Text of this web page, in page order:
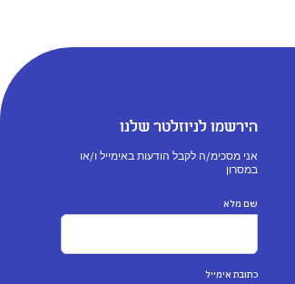
הירשמו לניוזלטר שלנו
אני מסכימ/ה לקבל הודעות באימייל ו/או
במסרון
שם מלא
כתובת אימייל